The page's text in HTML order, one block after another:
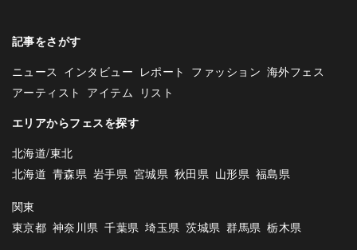
記事をさがす
ニュース インタビュー レポート ファッション 海外フェス
アーティスト アイテム
リスト
エリアからフェスを探す
北海道/東北
北海道 青森県 岩手県 宮城県 秋田県 山形県 福島県
関東
東京都 神奈川県 千葉県 埼玉県 茨城県 群馬県 栃木県